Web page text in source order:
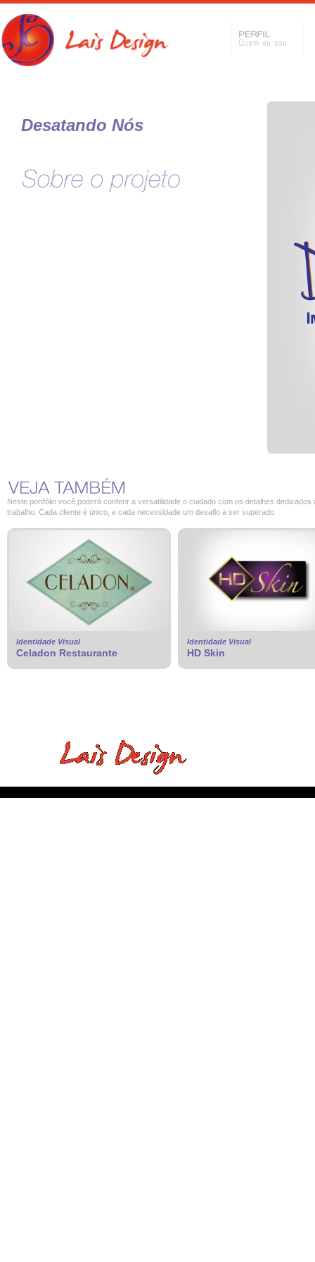
Desatando Nós
Neste portfólio você poderá conferir a versatilidade o cuidado com os detalhes dedicados
trabalho. Cada cliente é único, e cada necessidade um desafio a ser superado
Identidade Visual
Celadon Restaurante
Identidade Visual
HD Skin